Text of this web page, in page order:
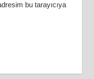
bu tarayıcıya